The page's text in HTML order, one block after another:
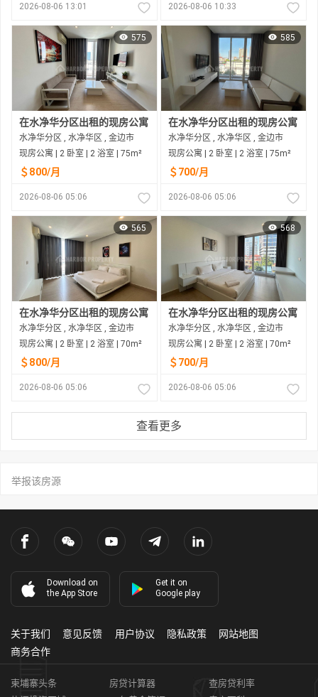
2026-08-06 13:01 2026-08-06 10:33
575
在水净华分区出租的现房公寓
水净华分区 , 水净华区 , 金边市
现房公寓 | 2 卧室 | 2 浴室 | 75m²
＄800/月
2026-08-06 05:06
585
在水净华分区出租的现房公寓
水净华分区 , 水净华区 , 金边市
现房公寓 | 2 卧室 | 2 浴室 | 75m²
＄700/月
2026-08-06 05:06
565
在水净华分区出租的现房公寓
水净华分区 , 水净华区 , 金边市
现房公寓 | 2 卧室 | 2 浴室 | 70m²
＄800/月
2026-08-06 05:06
568
在水净华分区出租的现房公寓
水净华分区 , 水净华区 , 金边市
现房公寓 | 2 卧室 | 2 浴室 | 70m²
＄700/月
2026-08-06 05:06
查看更多
举报该房源
Download on
the App Store
Get it on
Google play
关于我们 意见反馈 用户协议 隐私政策
网站地图
商务合作
柬埔寨头条 房贷计算器
查房贷利率